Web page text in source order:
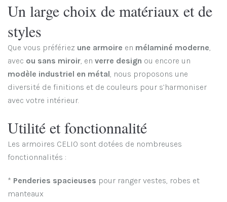
Un large choix de matériaux et de
styles
Que vous préfériez une armoire en mélaminé moderne,
avec ou sans miroir, en verre design ou encore un
modèle industriel en métal, nous proposons une
diversité de finitions et de couleurs pour s’harmoniser
avec votre intérieur.
Utilité et fonctionnalité
Les armoires CELIO sont dotées de nombreuses
fonctionnalités :
* Penderies spacieuses pour ranger vestes, robes et
manteaux